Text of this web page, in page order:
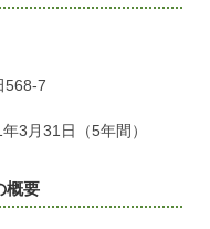
568-7
3月31日（5年間）
概要